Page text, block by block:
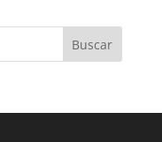
Buscar